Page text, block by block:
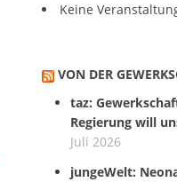
Keine
VON DER
taz:
Regierung will
Juli 2026
jungeWelt: